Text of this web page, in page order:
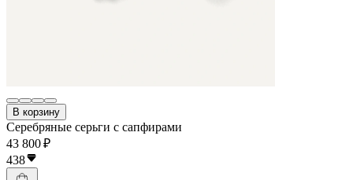
В корзину
Серебряные серьги с сапфирами
43 800 ₽
438